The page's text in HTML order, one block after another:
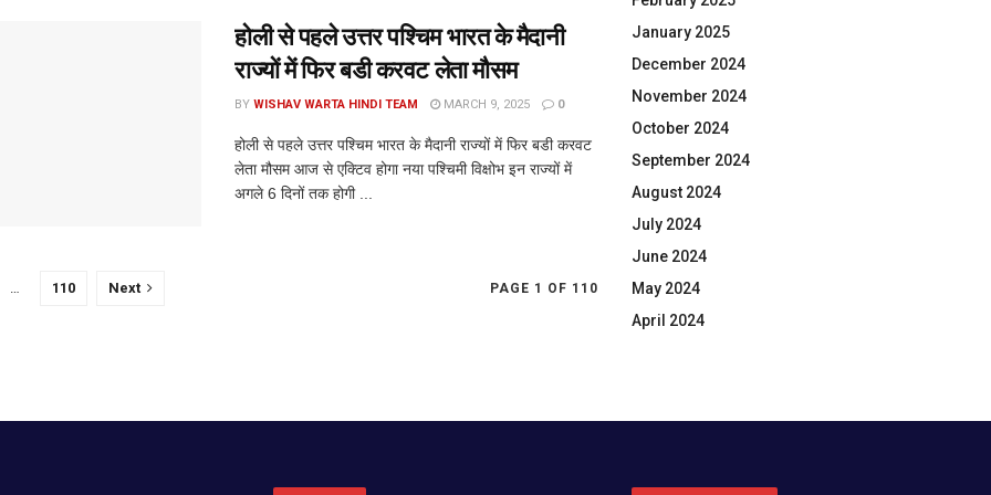
होली से पहले उत्तर पश्चिम भारत के मैदानी
राज्यों में फिर बडी करवट लेता मौसम
BY WISHAV WARTA HINDI TEAM MARCH 9, 2025 0
होली से पहले उत्तर पश्चिम भारत के मैदानी राज्यों में फिर बडी करवट
लेता मौसम आज से एक्टिव होगा नया पश्चिमी विक्षोभ इन राज्यों में
अगले 6 दिनों तक होगी ...
PAGE 1 OF 110
… 110 Next
January 2025
December 2024
November 2024
October 2024
September 2024
August 2024
July 2024
June 2024
May 2024
April 2024